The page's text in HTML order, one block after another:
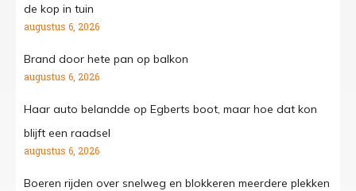
de kop in tuin
augustus 6, 2026
Brand door hete pan op balkon
augustus 6, 2026
Haar auto belandde op Egberts boot, maar hoe dat kon
blijft een raadsel
augustus 6, 2026
Boeren rijden over snelweg en blokkeren meerdere plekken